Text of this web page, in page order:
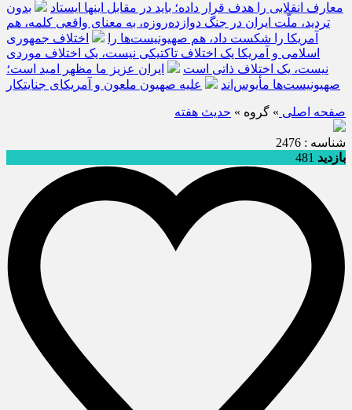
معارف انقلابی را هدف قرار داده؛ باید در مقابل اینها ایستاد
بدون
تردید، ملّت ایران در جنگ دوازده‌روزه، به معنای واقعی کلمه، هم
آمریکا را شکست داد، هم صهیونیست‌ها را
اختلاف جمهوری
اسلامی و آمریکا یک اختلاف تاکتیکی نیست، یک اختلاف موردی
نیست، یک اختلاف ذاتی است
ایران عزیز ما مظهر امید است؛
صهیونیست‌ها مأیوس‌اند
علیه صهیون ملعون و آمریکای جنایتکار
صفحه اصلی » گروه » حديث هفته
شناسه : 2476
بازدید 481